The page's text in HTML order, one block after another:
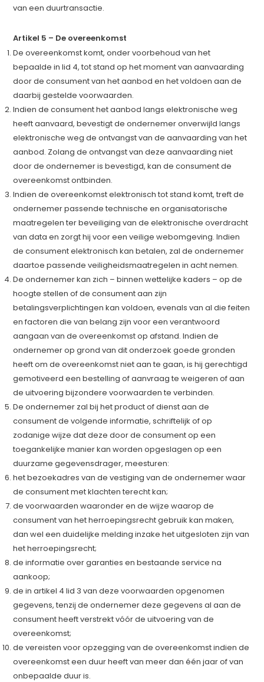
van een duurtransactie.
Artikel 5 – De overeenkomst
De overeenkomst komt, onder voorbehoud van het
bepaalde in lid 4, tot stand op het moment van aanvaarding
door de consument van het aanbod en het voldoen aan de
daarbij gestelde voorwaarden.
Indien de consument het aanbod langs elektronische weg
heeft aanvaard, bevestigt de ondernemer onverwijld langs
elektronische weg de ontvangst van de aanvaarding van het
aanbod. Zolang de ontvangst van deze aanvaarding niet
door de ondernemer is bevestigd, kan de consument de
overeenkomst ontbinden.
Indien de overeenkomst elektronisch tot stand komt, treft de
ondernemer passende technische en organisatorische
maatregelen ter beveiliging van de elektronische overdracht
van data en zorgt hij voor een veilige webomgeving. Indien
de consument elektronisch kan betalen, zal de ondernemer
daartoe passende veiligheidsmaatregelen in acht nemen.
De ondernemer kan zich – binnen wettelijke kaders – op de
hoogte stellen of de consument aan zijn
betalingsverplichtingen kan voldoen, evenals van al die feiten
en factoren die van belang zijn voor een verantwoord
aangaan van de overeenkomst op afstand. Indien de
ondernemer op grond van dit onderzoek goede gronden
heeft om de overeenkomst niet aan te gaan, is hij gerechtigd
gemotiveerd een bestelling of aanvraag te weigeren of aan
de uitvoering bijzondere voorwaarden te verbinden.
De ondernemer zal bij het product of dienst aan de
consument de volgende informatie, schriftelijk of op
zodanige wijze dat deze door de consument op een
toegankelijke manier kan worden opgeslagen op een
duurzame gegevensdrager, meesturen:
het bezoekadres van de vestiging van de ondernemer waar
de consument met klachten terecht kan;
de voorwaarden waaronder en de wijze waarop de
consument van het herroepingsrecht gebruik kan maken,
dan wel een duidelijke melding inzake het uitgesloten zijn van
het herroepingsrecht;
de informatie over garanties en bestaande service na
aankoop;
de in artikel 4 lid 3 van deze voorwaarden opgenomen
gegevens, tenzij de ondernemer deze gegevens al aan de
consument heeft verstrekt vóór de uitvoering van de
overeenkomst;
de vereisten voor opzegging van de overeenkomst indien de
overeenkomst een duur heeft van meer dan één jaar of van
onbepaalde duur is.